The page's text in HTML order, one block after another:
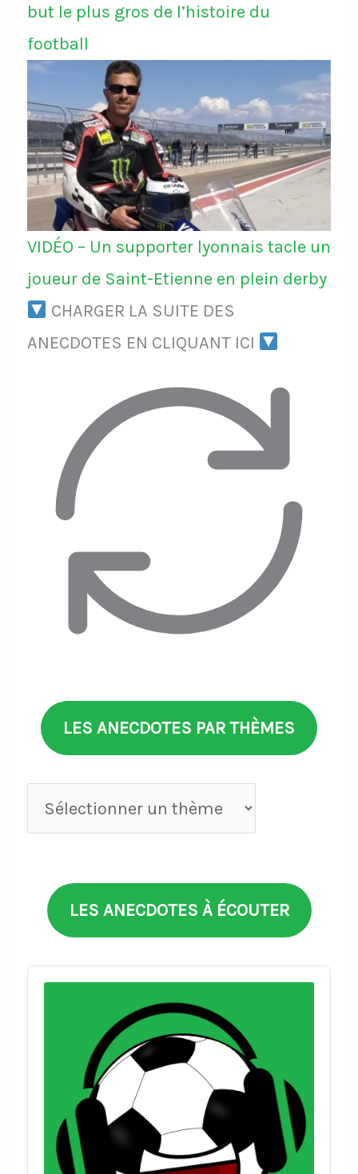
but le plus gros de l’histoire du
football
VIDÉO – Un supporter lyonnais tacle un
joueur de Saint-Etienne en plein derby
CHARGER LA SUITE DES
ANECDOTES EN CLIQUANT ICI
LES ANECDOTES PAR THÈMES
Anecdotes
par
LES ANECDOTES À ÉCOUTER
Audio
Player